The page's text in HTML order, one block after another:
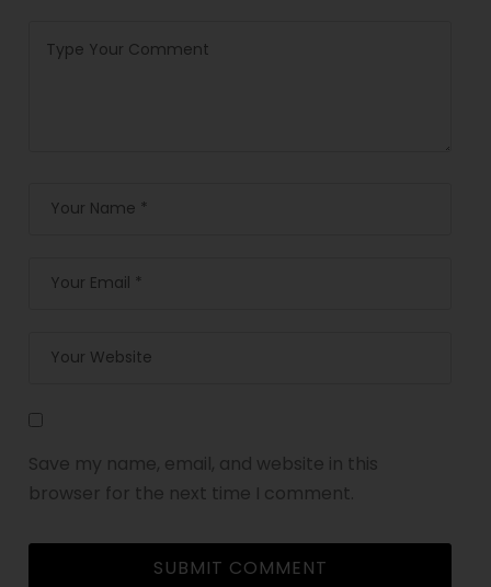
Save my name, email, and website in this
browser for the next time I comment.